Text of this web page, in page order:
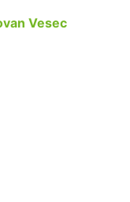
Vesec